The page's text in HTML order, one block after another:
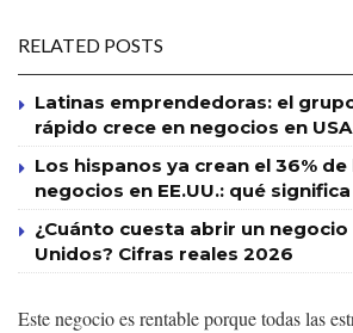
RELATED POSTS
Latinas emprendedoras: el
rápido crece en negocios en USA
Los hispanos ya crean el 36%
negocios en EE.UU.: qué
¿Cuánto cuesta abrir un negocio
Unidos? Cifras reales 2026
Este negocio es rentable porque todas las